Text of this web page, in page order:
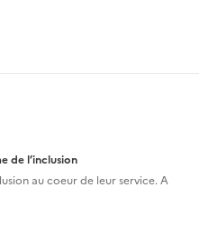
de l’inclusion
aucoeur de leur service. A